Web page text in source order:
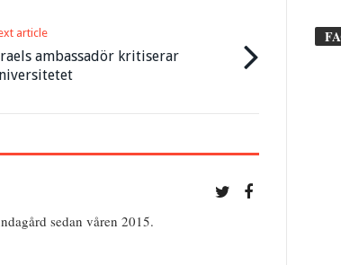
article
ambassadör kritiserar
sedan våren 2015.